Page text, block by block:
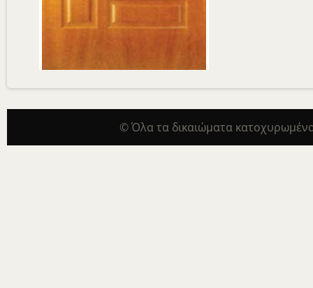
© Όλα τα δικαιώματα